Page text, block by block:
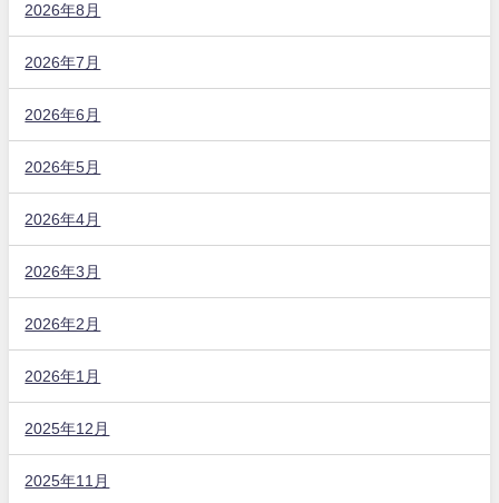
2026年8月
2026年7月
2026年6月
2026年5月
2026年4月
2026年3月
2026年2月
2026年1月
2025年12月
2025年11月